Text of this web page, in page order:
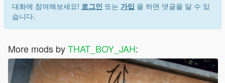
대화에 참여해보세요! 로그인 또는 가입 을 하면 댓글을 달 수 있
습니다.
More mods byTHAT_BOY_JAH: